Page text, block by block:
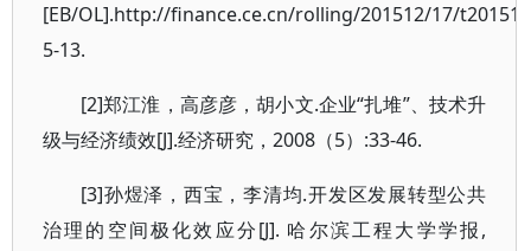
[EB/OL].http://finance.ce.cn/rolling/201512/17/
5-13.
[2]郑江淮，高彦彦，胡小文.企业“扎堆”、技术升
级与经济绩效[J].经济研究，2008（5）:33-46.
[3]孙煜泽，西宝，李清均.开发区发展转型公共
治理的空间极化效应分[J]. 哈尔滨工程大学学报,